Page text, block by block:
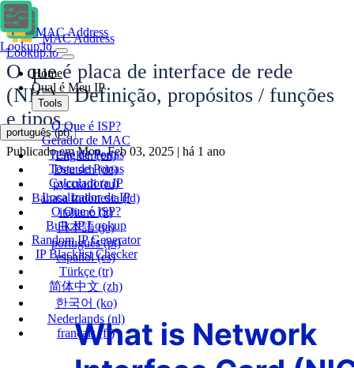
MAC Address
Lookup.io
MAC Address
Lookup.io
Home
Qual é Meu IP
Tools
O Que é ISP?
Gerador de MAC
Teste de Portas
Teste de Portas
Calculadora IP
Localizador de IP
O Que é ISP?
Bulk IP Lookup
Random IP Generator
IP Blacklist Checker
português(pt)
English(en)
Deutsch(de)
русский(ru)
Bahasa Indonesia(id)
italiano(it)
日本語(ja)
português(pt)
español(es)
Türkçe (tr)
简体中文 (zh)
한국어 (ko)
Nederlands (nl)
français(fr)
O que é placa de interface de rede
(NIC) - Definição, propósitos / funções
e tipos
Publicado em Mon, Feb 03, 2025 | há 1 ano